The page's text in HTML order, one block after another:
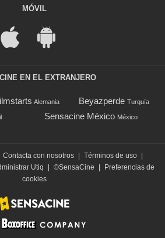
MÓVIL
EN EL EXTRANJERO
Alemania Beyazperde Turquía
Sensacine México México
Contacta con nosotros Términos de uso
Utiq ©SensaCine
Preferencias de
cookies